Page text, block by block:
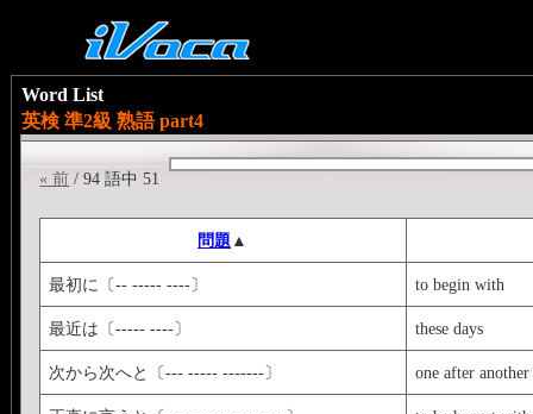
Word List
英検 準2級 熟語 part4
« 前 / 94 語中 51
問題 ▲
最初に〔-- ----- ----〕 to begin with
最近は〔----- ----〕 these days
次から次へと〔--- ----- -------〕 one after another